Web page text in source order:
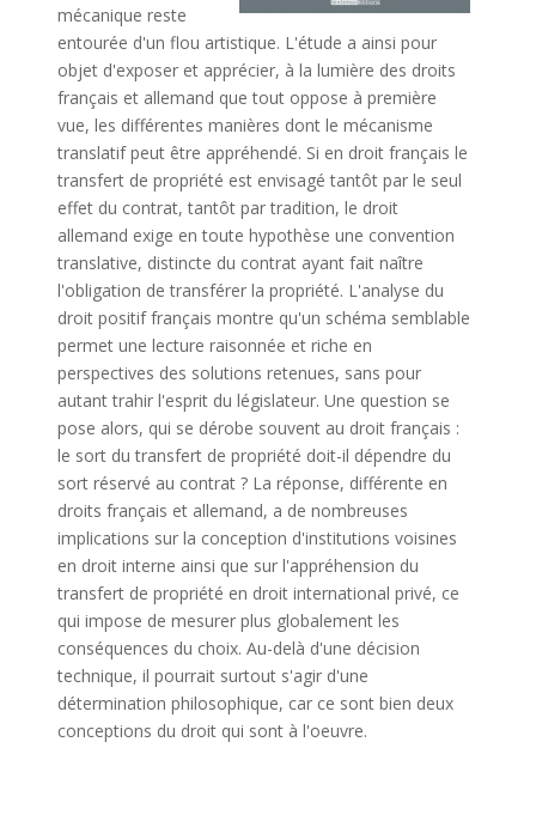
mécanique reste
entourée d'un flou artistique. L'étude a ainsi pour
objet d'exposer et apprécier, à la lumière des droits
français et allemand que tout oppose à première
vue, les différentes manières dont le mécanisme
translatif peut être appréhendé. Si en droit français le
transfert de propriété est envisagé tantôt par le seul
effet du contrat, tantôt par tradition, le droit
allemand exige en toute hypothèse une convention
translative, distincte du contrat ayant fait naître
l'obligation de transférer la propriété. L'analyse du
droit positif français montre qu'un schéma semblable
permet une lecture raisonnée et riche en
perspectives des solutions retenues, sans pour
autant trahir l'esprit du législateur. Une question se
pose alors, qui se dérobe souvent au droit français :
le sort du transfert de propriété doit-il dépendre du
sort réservé au contrat ? La réponse, différente en
droits français et allemand, a de nombreuses
implications sur la conception d'institutions voisines
en droit interne ainsi que sur l'appréhension du
transfert de propriété en droit international privé, ce
qui impose de mesurer plus globalement les
conséquences du choix. Au-delà d'une décision
technique, il pourrait surtout s'agir d'une
détermination philosophique, car ce sont bien deux
conceptions du droit qui sont à l'oeuvre.